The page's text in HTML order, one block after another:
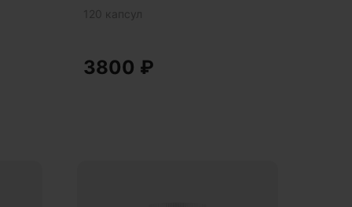
120 капсул
3800 ₽